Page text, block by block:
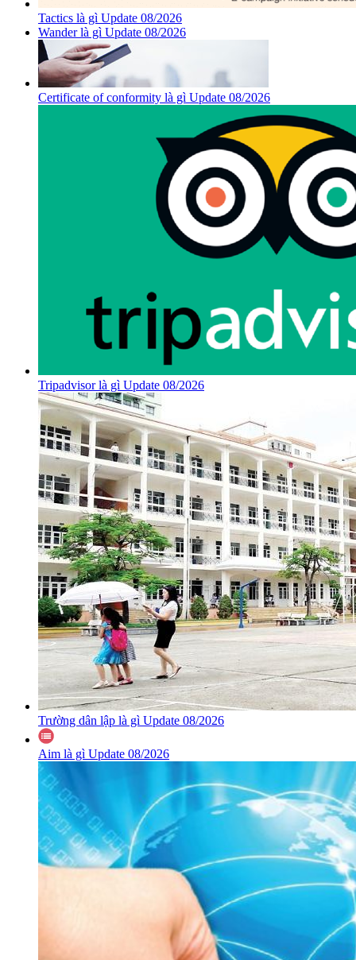
Tactics là gì Update 08/2026
Wander là gì Update 08/2026
Certificate of conformity là gì Update 08/2026
Tripadvisor là gì Update 08/2026
Trường dân lập là gì Update 08/2026
Aim là gì Update 08/2026